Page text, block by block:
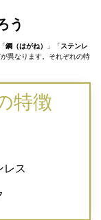
う
鋼（はがね） 」「ステンレ
異なります。それぞれの特
特徴
レス